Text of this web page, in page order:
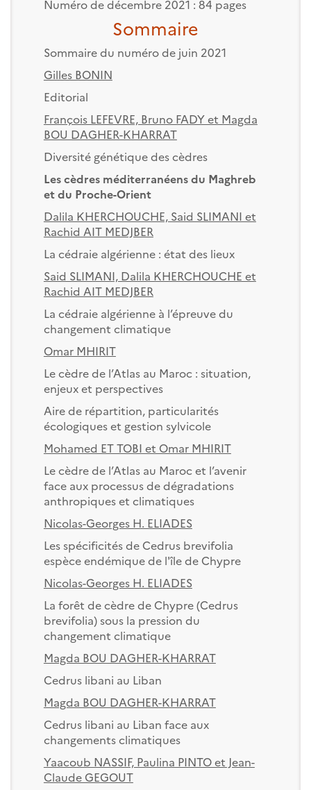
Numéro de décembre 2021 : 84 pages
Sommaire
Sommaire du numéro de juin 2021
Gilles BONIN
Editorial
François LEFEVRE, Bruno FADY et Magda
BOU DAGHER-KHARRAT
Diversité génétique des cèdres
Les cèdres méditerranéens du Maghreb
et du Proche-Orient
Dalila KHERCHOUCHE, Said SLIMANI et
Rachid AIT MEDJBER
La cédraie algérienne : état des lieux
Said SLIMANI, Dalila KHERCHOUCHE et
Rachid AIT MEDJBER
La cédraie algérienne à l’épreuve du
changement climatique
Omar MHIRIT
Le cèdre de l’Atlas au Maroc : situation,
enjeux et perspectives
Aire de répartition, particularités
écologiques et gestion sylvicole
Mohamed ET TOBI et Omar MHIRIT
Le cèdre de l’Atlas au Maroc et l’avenir
face aux processus de dégradations
anthropiques et climatiques
Nicolas-Georges H. ELIADES
Les spécificités de Cedrus brevifolia
espèce endémique de l'île de Chypre
Nicolas-Georges H. ELIADES
La forêt de cèdre de Chypre (Cedrus
brevifolia) sous la pression du
changement climatique
Magda BOU DAGHER-KHARRAT
Cedrus libani au Liban
Magda BOU DAGHER-KHARRAT
Cedrus libani au Liban face aux
changements climatiques
Yaacoub NASSIF, Paulina PINTO et Jean-
Claude GEGOUT